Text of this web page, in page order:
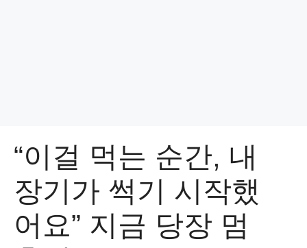
“이걸 먹는 순간, 내
장기가 썩기 시작했
어요” 지금 당장 멈